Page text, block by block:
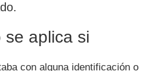
se aplica si
con alguna identificación o